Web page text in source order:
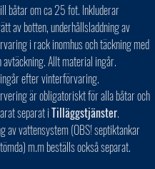
båtar om ca 25 fot. Inkluderar
av botten, underhållsladdning av
i rack inomhus och täckning med
avtäckning. Allt material ingår.
efter vinterförvaring.
är obligatoriskt för alla båtar och
separat iTilläggstjänster.
av vattensystem (OBS! septiktankar
m.m beställs också separat.